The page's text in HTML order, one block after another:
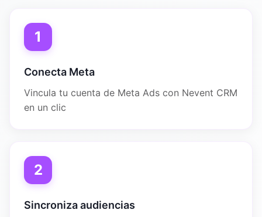
1
Conecta Meta
Vincula tu cuenta de Meta Ads con Nevent CRM
en un clic
2
Sincroniza audiencias